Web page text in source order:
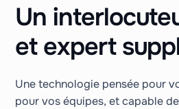
Un
et expert
Une technologie pensée pour
pour vos équipes, et capable